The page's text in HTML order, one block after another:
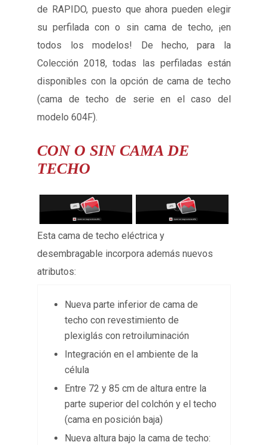
de RAPIDO, puesto que ahora pueden elegir
su perfilada con o sin cama de techo, ¡en
todos los modelos! De hecho, para la
Colección 2018, todas las perfiladas están
disponibles con la opción de cama de techo
(cama de techo de serie en el caso del
modelo 604F).
CON O SIN CAMA DE
TECHO
Esta cama de techo eléctrica y
desembragable incorpora además nuevos
atributos:
Nueva parte inferior de cama de
techo con revestimiento de
plexiglás con retroiluminación
Integración en el ambiente de la
célula
Entre 72 y 85 cm de altura entre la
parte superior del colchón y el techo
(cama en posición baja)
Nueva altura bajo la cama de techo: